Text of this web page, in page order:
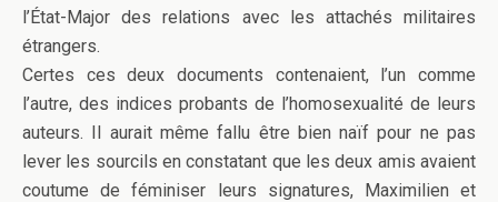
l’État-Major des relations avec les attachés militaires
étrangers.
Certes ces deux documents contenaient, l’un comme
l’autre, des indices probants de l’homosexualité de leurs
auteurs. Il aurait même fallu être bien naïf pour ne pas
lever les sourcils en constatant que les deux amis avaient
coutume de féminiser leurs signatures, Maximilien et